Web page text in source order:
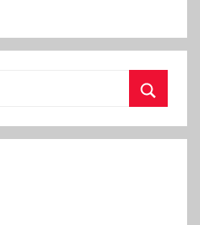
索